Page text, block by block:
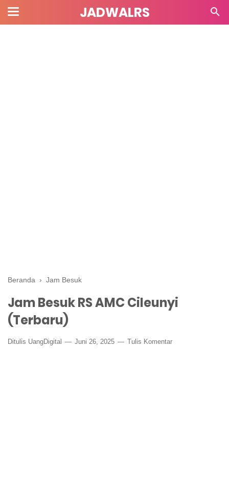
JADWALRS
Beranda › Jam Besuk
Jam Besuk RS AMC Cileunyi
(Terbaru)
Ditulis UangDigital Juni 26, 2025 Tulis Komentar